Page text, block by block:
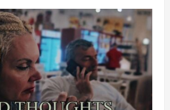
Αγραπίδου:
Πρωινός
καφές
με…
VIP
τετράποδη
παρέα!